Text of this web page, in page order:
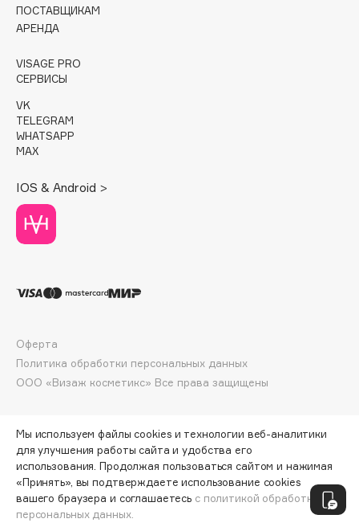
D
d'Alba
DARLING*
Darphin
Deonica
Dessange
Dior
Dolomit
DP Daily Perfection
Dr. Vranjes Firenze
Dr.Althea
Dr.Jart+
DSD de Luxe
Dyson
ПО ЗОЛОТОЙ КАРТЕ: 1207 ₽
ДОБАВИТЬ В КОРЗИНУ 1341 ₽
ПОСТАВЩИКАМ
АРЕНДА
VISAGE PRO
СЕРВИСЫ
VK
TELEGRAM
WHATSAPP
MAX
IOS & Android >
ООО «Визаж косметикс» Все права защищены
Оферта
Политика обработки персональных данных
Мы используем файлы cookies и технологии веб-аналитики
для улучшения работы сайта и удобства его
использования. Продолжая пользоваться сайтом и нажимая
«Принять», вы подтверждаете использование cookies
вашего браузера и соглашаетесь с политикой обработки
персональных данных.